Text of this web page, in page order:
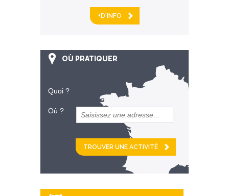
+D'INFO
OÙ PRATIQUER
Quoi ?
Où ?
et
km alentour